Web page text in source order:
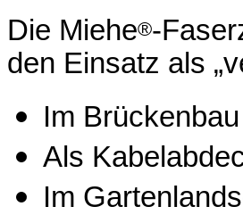
Die Miehe®-
den Einsatz als
Im
Als
Im